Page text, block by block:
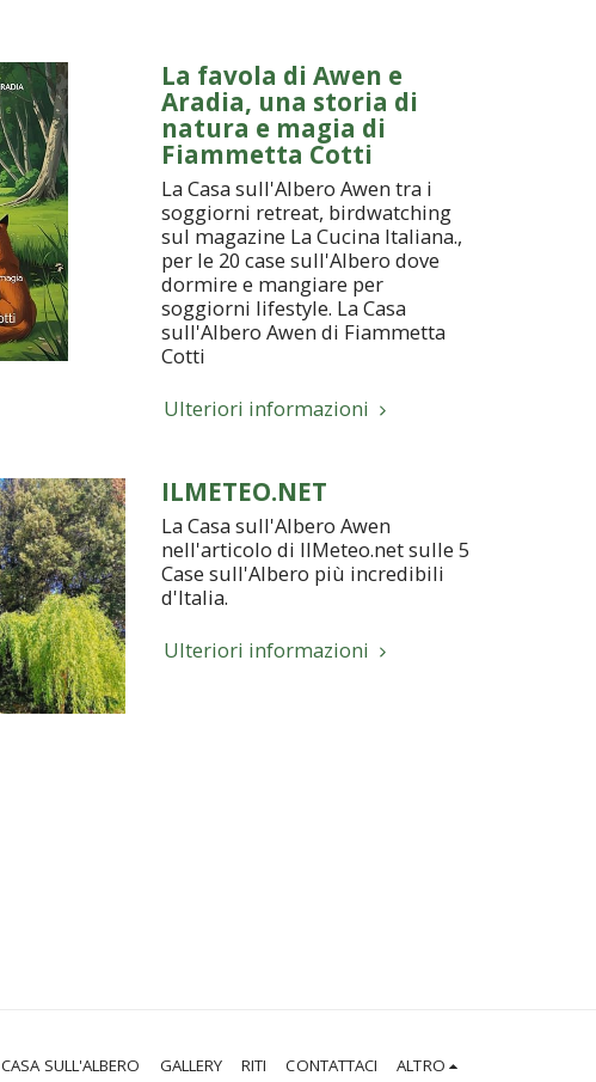
La favola di Awen e
Aradia, una storia di
natura e magia di
Fiammetta Cotti
La Casa sull'Albero Awen tra i
soggiorni retreat, birdwatching
sul magazine La Cucina Italiana.,
per le 20 case sull'Albero dove
dormire e mangiare per
soggiorni lifestyle. La Casa
sull'Albero Awen di Fiammetta
Cotti
Ulteriori informazioni
ILMETEO.NET
La Casa sull'Albero Awen
nell'articolo di IlMeteo.net sulle 5
Case sull'Albero più incredibili
d'Italia.
Ulteriori informazioni
CASA SULL'ALBERO GALLERY RITI CONTATTACI ALTRO